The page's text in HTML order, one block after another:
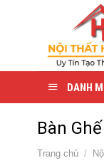
DANH
Bàn
Trang chủ /